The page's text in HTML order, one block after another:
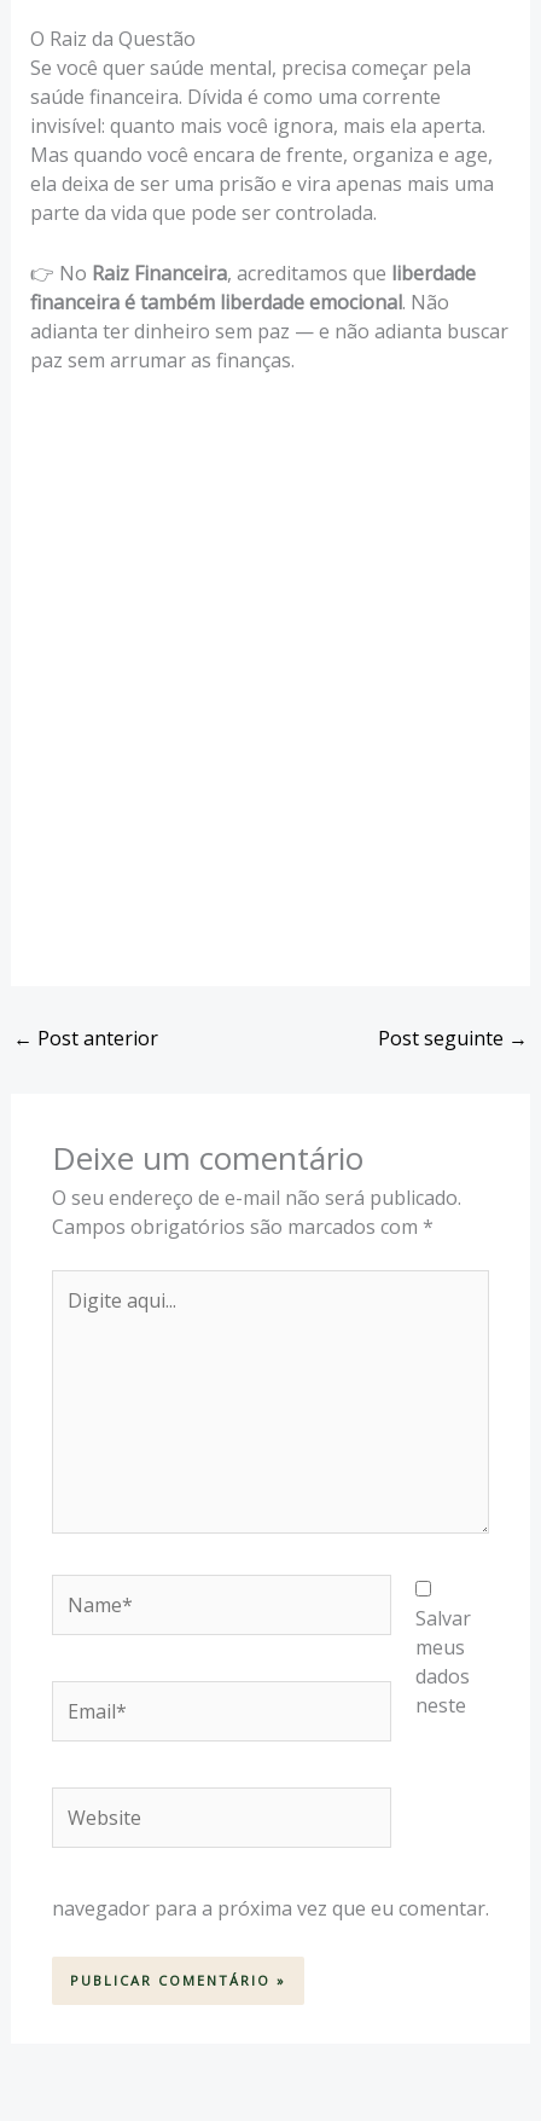
O Raiz da Questão
Se você quer saúde mental, precisa começar pela
saúde financeira. Dívida é como uma corrente
invisível: quanto mais você ignora, mais ela aperta.
Mas quando você encara de frente, organiza e age,
ela deixa de ser uma prisão e vira apenas mais uma
parte da vida que pode ser controlada.
👉 No Raiz Financeira, acreditamos que liberdade
financeira é também liberdade emocional. Não
adianta ter dinheiro sem paz — e não adianta buscar
paz sem arrumar as finanças.
← Post anterior Post seguinte →
Deixe um comentário
O seu endereço de e-mail não será publicado.
Campos obrigatórios são marcados com *
aqui...
Salvar
meus
dados
neste
navegador para a próxima vez que eu comentar.